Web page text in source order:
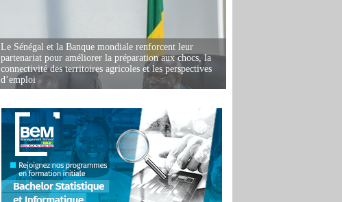
Le Sénégal et la Banque mondiale renforcent leur
partenariat pour améliorer la préparation aux chocs, la
connectivité des territoires agricoles et les perspectives
d’emploi